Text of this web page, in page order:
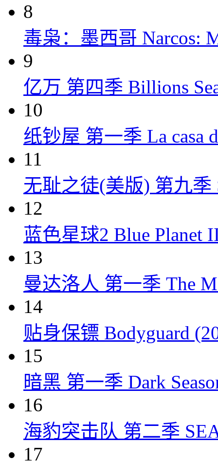
8
毒枭：墨西哥 Narcos:
9
亿万 第四季 Billions
10
纸钞屋 第一季 La casa
11
无耻之徒(美版) 第九季
12
蓝色星球2 Blue Planet
13
曼达洛人 第一季 The
14
贴身保镖 Bodyguard
15
暗黑 第一季 Dark
16
海豹突击队 第二季
17